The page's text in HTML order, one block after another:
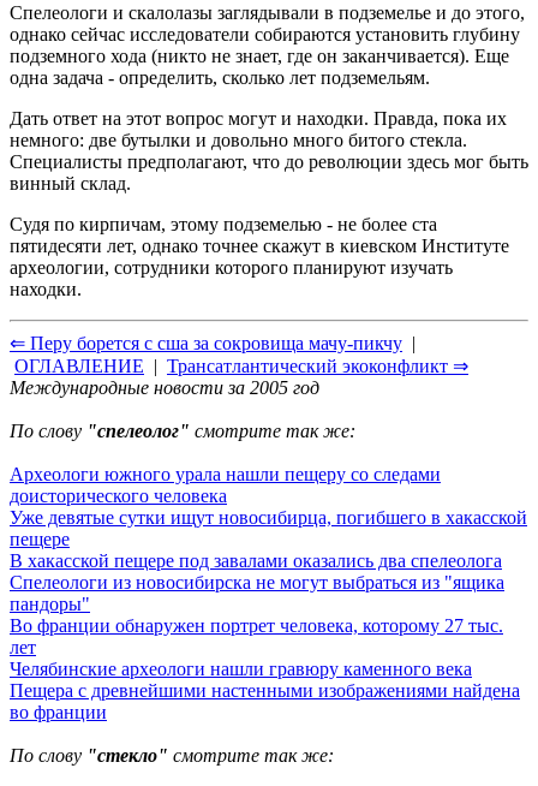
Спелеологи и скалолазы заглядывали в подземелье и до этого,
однако сейчас исследователи собираются установить глубину
подземного хода (никто не знает, где он заканчивается). Еще
одна задача - определить, сколько лет подземельям.
Дать ответ на этот вопрос могут и находки. Правда, пока их
немного: две бутылки и довольно много битого стекла.
Специалисты предполагают, что до революции здесь мог быть
винный склад.
Судя по кирпичам, этому подземелью - не более ста
пятидесяти лет, однако точнее скажут в киевском Институте
археологии, сотрудники которого планируют изучать
находки.
⇐ Перу борется с сша за сокровища мачу-пикчу |
ОГЛАВЛЕНИЕ | Трансатлантический экоконфликт ⇒
Международные новости за 2005 год
По слову "спелеолог" смотрите так же:
Археологи южного урала нашли пещеру со следами
доисторического человека
Уже девятые сутки ищут новосибирца, погибшего в хакасской
пещере
В хакасской пещере под завалами оказались два спелеолога
Спелеологи из новосибирска не могут выбраться из "ящика
пандоры"
Во франции обнаружен портрет человека, которому 27 тыс.
лет
Челябинские археологи нашли гравюру каменного века
Пещера с древнейшими настенными изображениями найдена
во франции
По слову "стекло" смотрите так же: